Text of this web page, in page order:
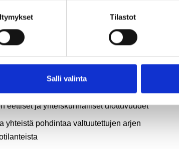
Tilastot
Salli valinta
toimii vihreän siirtymän ja
kysymyksiin syvällisesti perehtynyt tutkija ja
Joona (Lapin yliopisto, Arktinen keskus).
eettiset ja yhteiskunnalliset ulottuvuudet
yhteistä pohdintaa valtuutettujen arjen